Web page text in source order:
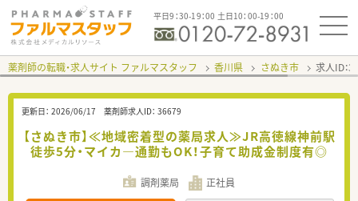
平日9：30-19：00 土日10：00-19：00
薬剤師の転職・求人サイト ファルマスタッフ 香川県 さぬき市 求人ID：
更新日： 2026/06/17 薬剤師求人ID： 36679
【さぬき市】≪地域密着型の薬局求人≫JR高徳線神前駅
徒歩5分・マイカ―通勤もOK！子育て助成金制度有◎
調剤薬局 正社員